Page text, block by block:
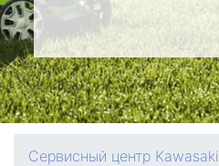
Сервисный центр Kawasaki